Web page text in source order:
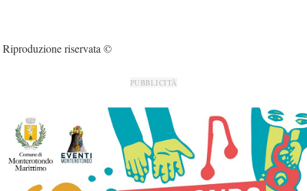
Riproduzione riservata ©
PUBBLICITÀ